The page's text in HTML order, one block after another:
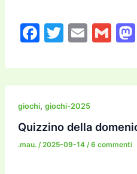
F
c
e
b
o
o
T
itt
er
E
ai
l
G
ai
l
giochi, giochi-2025
Quizzino della
.mau. /2025-09-14 /6 commenti